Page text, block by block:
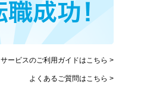
サービスのご利用ガイドはこちら >
よくあるご質問はこちら >